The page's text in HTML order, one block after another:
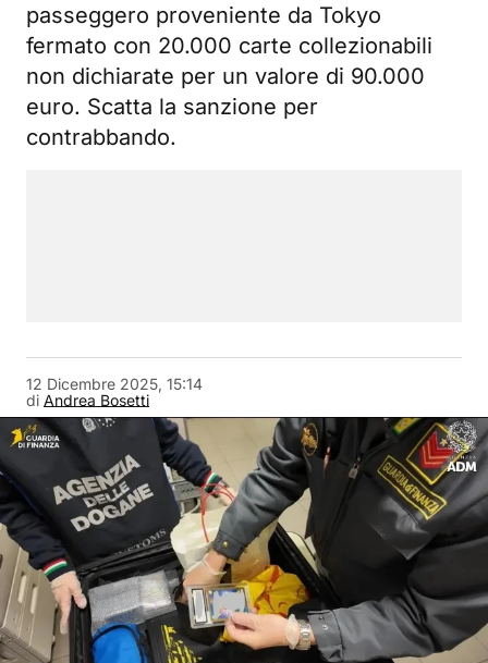
passeggero proveniente da Tokyo
fermato con 20.000 carte collezionabili
non dichiarate per un valore di 90.000
euro. Scatta la sanzione per
contrabbando.
di Andrea Bosetti
12 Dicembre 2025, 15:14